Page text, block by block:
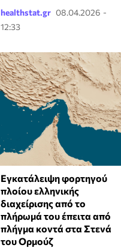
healthstat.gr 08.04.2026 -
12:33
Εγκατάλειψη φορτηγού
πλοίου ελληνικής
διαχείρισης από το
πλήρωμά του έπειτα από
πλήγμα κοντά στα Στενά
του Ορμούζ